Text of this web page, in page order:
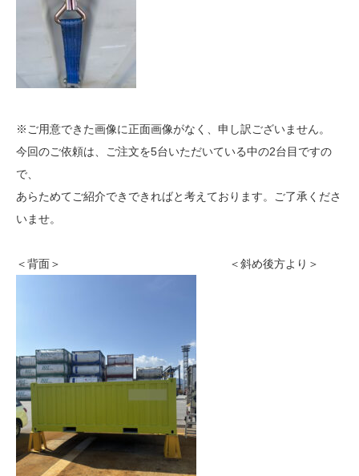
※ご用意できた画像に正面画像がなく、申し訳ございません。
今回のご依頼は、ご注文を5台いただいている中の2台目ですの
で、
あらためてご紹介できできればと考えております。ご了承くださ
いませ。
＜背面＞ ＜斜め後方より＞